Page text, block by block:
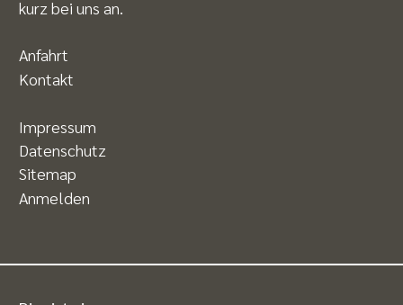
kurz bei uns an.
Anfahrt
Kontakt
Impressum
Datenschutz
Sitemap
Anmelden